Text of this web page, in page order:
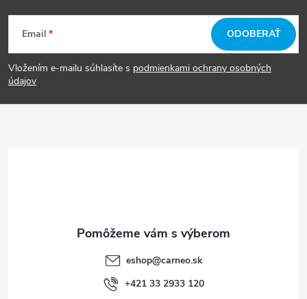
Z
á
p
Email
Vložením e-mailu súhlasíte s podmienkami ochrany osobných
údajov
ODOBERAŤ
eshop@carneo.sk
+421 33 2933 120